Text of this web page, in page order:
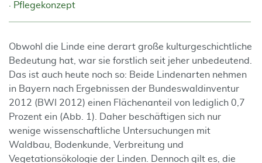
Pflegekonzept
Obwohl die Linde eine derart große kulturgeschichtliche
Bedeutung hat, war sie forstlich seit jeher unbedeutend.
Das ist auch heute noch so: Beide Lindenarten nehmen
in Bayern nach Ergebnissen der Bundeswaldinventur
2012 (BWI 2012) einen Flächenanteil von lediglich 0,7
Prozent ein (Abb. 1). Daher beschäftigen sich nur
wenige wissenschaftliche Untersuchungen mit
Waldbau, Bodenkunde, Verbreitung und
Vegetationsökologie der Linden. Dennoch gilt es, die